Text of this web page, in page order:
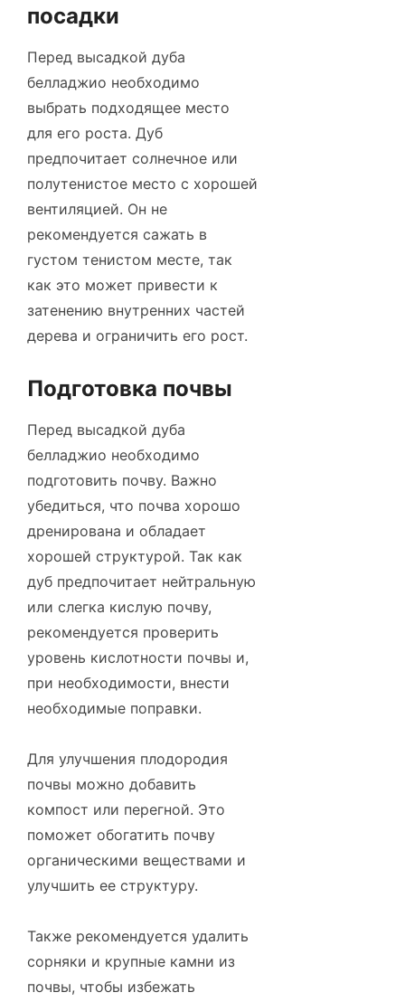
посадки
Перед высадкой дуба
белладжио необходимо
выбрать подходящее место
для его роста. Дуб
предпочитает солнечное или
полутенистое место с хорошей
вентиляцией. Он не
рекомендуется сажать в
густом тенистом месте, так
как это может привести к
затенению внутренних частей
дерева и ограничить его рост.
Подготовка почвы
Перед высадкой дуба
белладжио необходимо
подготовить почву. Важно
убедиться, что почва хорошо
дренирована и обладает
хорошей структурой. Так как
дуб предпочитает нейтральную
или слегка кислую почву,
рекомендуется проверить
уровень кислотности почвы и,
при необходимости, внести
необходимые поправки.
Для улучшения плодородия
почвы можно добавить
компост или перегной. Это
поможет обогатить почву
органическими веществами и
улучшить ее структуру.
Также рекомендуется удалить
сорняки и крупные камни из
почвы, чтобы избежать